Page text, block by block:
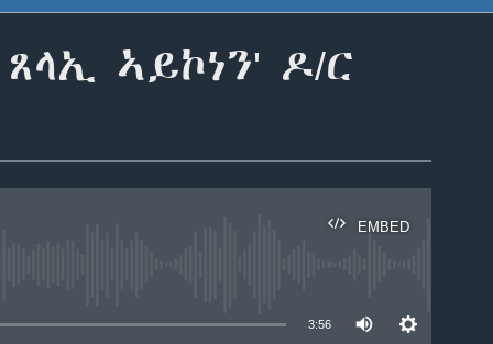
ኣይኮነን' ዶ/ር
EMBED
3:56